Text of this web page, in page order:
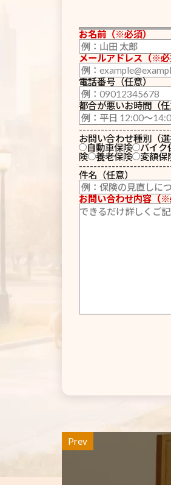
お名前（※必須）
メールアドレス（※必
電話番号（任意）
都合が悪いお時間（任
お問い合わせ種別（選
自動車保険
バイク
険
養老保険 変額保
件名（任意）
お問い合わせ内容（※
Prev